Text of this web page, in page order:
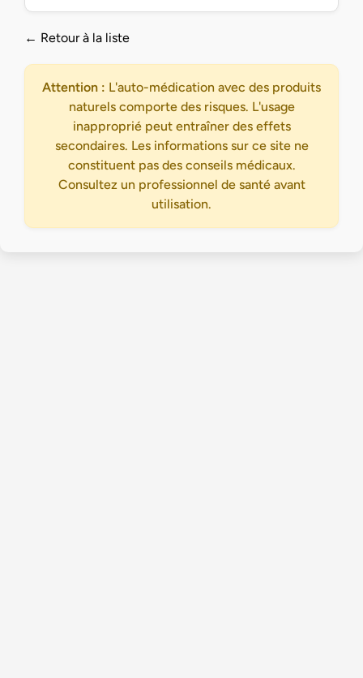
← Retour à la liste
Attention : L'auto-médication avec des produits
naturels comporte des risques. L'usage
inapproprié peut entraîner des effets
secondaires. Les informations sur ce site ne
constituent pas des conseils médicaux.
Consultez un professionnel de santé avant
utilisation.